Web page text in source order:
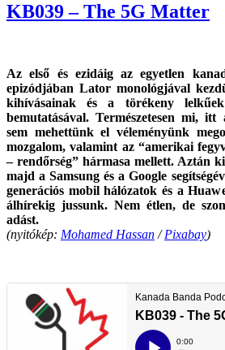
KB039 – The 5G Matter
Az első és ezidáig az egyetlen
epizódjában Lator monológjával
kihívásainak és a törékeny lelkűek
bemutatásával. Természetesen mi,
sem mehettünk el véleményünk
mozgalom, valamint az “amerikai
– rendőrség” hármasa mellett. Aztán
majd a Samsung és a Google
generációs mobil hálózatok és a
álhírekig jussunk. Nem étlen, de
adást.
(nyitókép: Mohamed Hassan /Pixabay)